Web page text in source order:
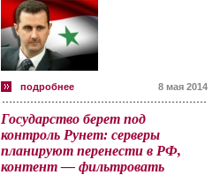
подробнее 8 мая 2014
Государство берет под
контроль Рунет: серверы
планируют перенести в РФ,
контент — фильтровать